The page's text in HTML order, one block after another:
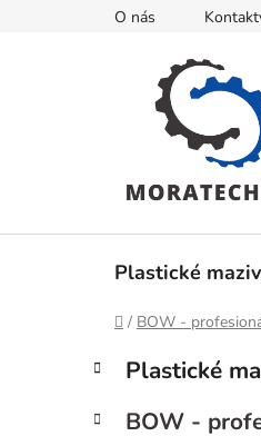
O nás
Plastické
Domov
/ BOW -
B
č
Preskočiť
kategórie
K
a
e
Plastické
BOW -